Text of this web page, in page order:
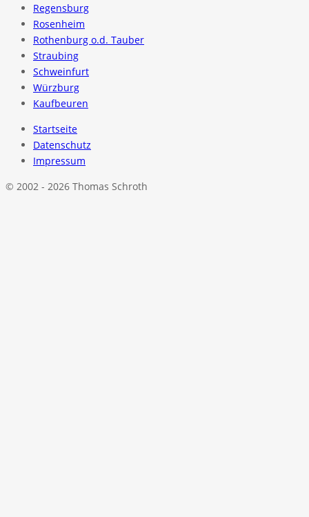
Regensburg
Rosenheim
Rothenburg o.d. Tauber
Straubing
Schweinfurt
Würzburg
Kaufbeuren
Startseite
Datenschutz
Impressum
© 2002 - 2026 Thomas Schroth